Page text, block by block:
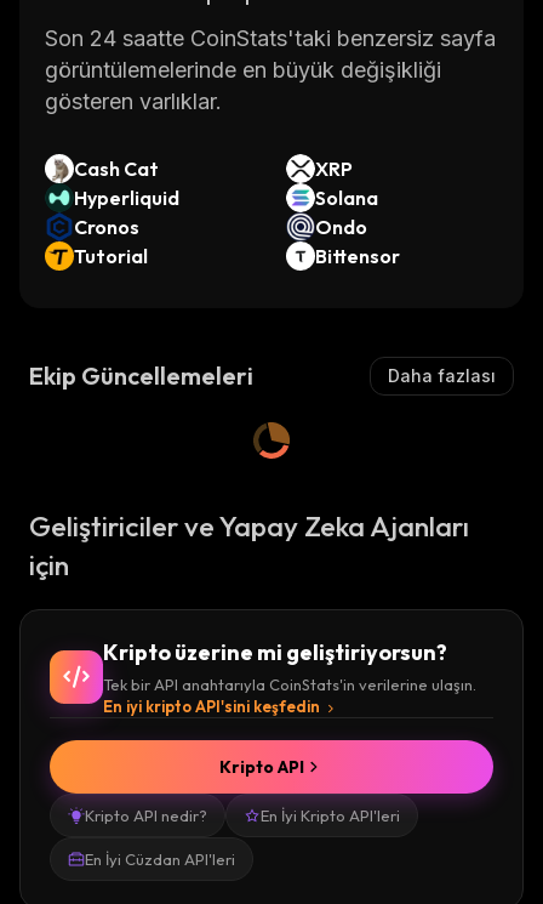
Son 24 saatte CoinStats'taki benzersiz sayfa
görüntülemelerinde en büyük değişikliği
gösteren varlıklar.
Cash Cat
XRP
Hyperliquid
Solana
Cronos
Ondo
Tutorial
Bittensor
Ekip Güncellemeleri Daha fazlası
Geliştiriciler ve Yapay Zeka Ajanları
için
Kripto üzerine mi geliştiriyorsun?
Tek bir API anahtarıyla CoinStats'in verilerine ulaşın.
En iyi kripto API'sini keşfedin
Kripto API nedir? En İyi Kripto API'leri
En İyi Cüzdan API'leri
Kripto API